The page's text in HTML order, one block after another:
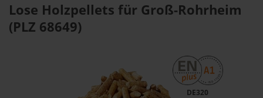
Lose Holzpellets für Groß-Rohrheim
(PLZ 68649)
DE320